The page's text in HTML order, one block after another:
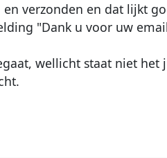
verzonden en dat lijkt
"Dank u voor uw
wellicht staat niet